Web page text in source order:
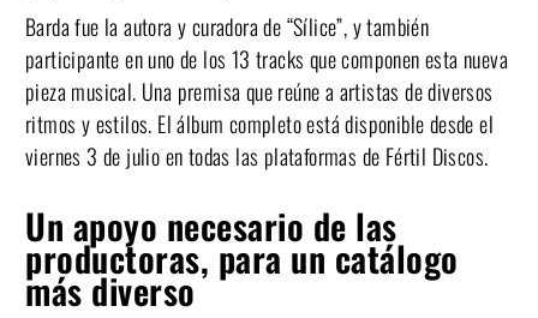
Barda fue la autora y curadora de “Sílice”, y también
participante en uno de los 13 tracks que componen esta nueva
pieza musical. Una premisa que reúne a artistas de diversos
ritmos y estilos. El álbum completo está disponible desde el
viernes 3 de julio en todas las plataformas de Fértil Discos.
Un apoyo necesario de las
productoras, para un catálogo
más diverso